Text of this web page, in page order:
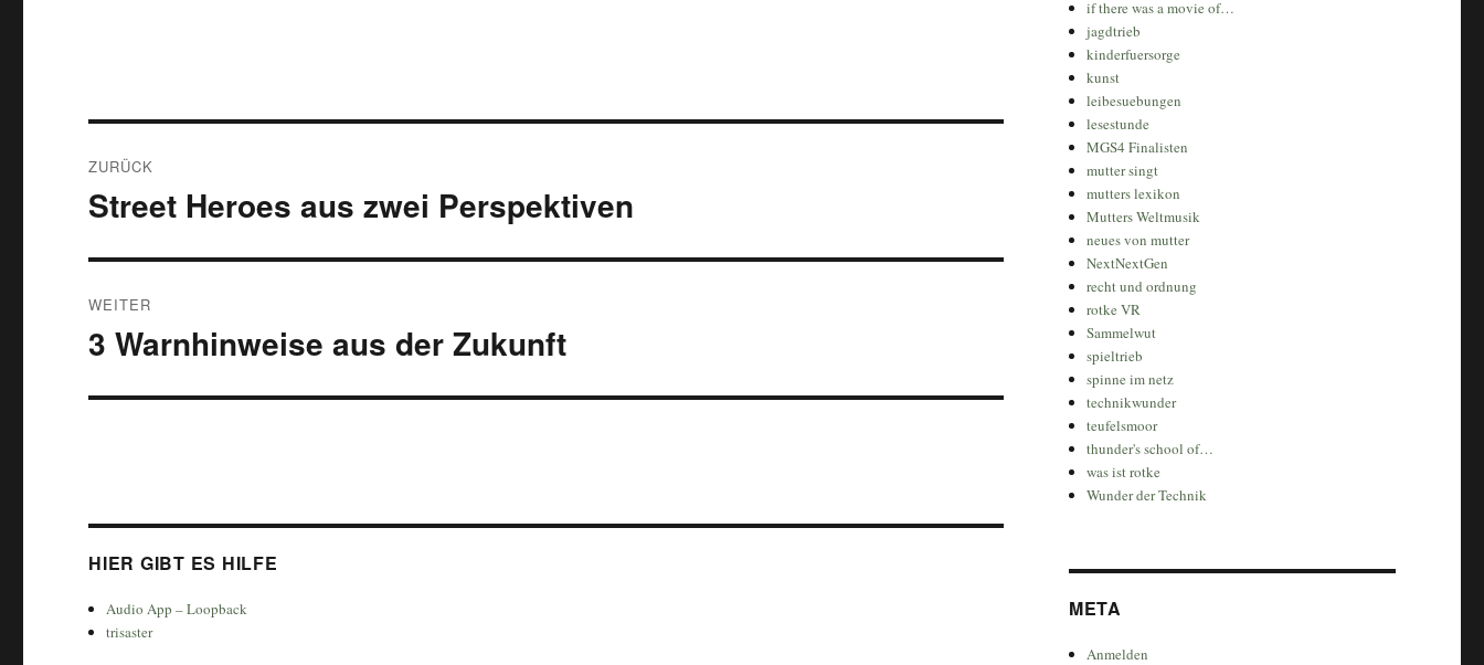
ZURÜCK
Vorheriger
Street Heroes aus zwei Perspektiven
WEITER
Nächster
3 Warnhinweise aus der Zukunft
HIER GIBT ES HILFE
Audio App – Loopback
trisaster
if there was a movie of…
jagdtrieb
kinderfuersorge
kunst
leibesuebungen
lesestunde
MGS4 Finalisten
mutter singt
mutters lexikon
Mutters Weltmusik
neues von mutter
NextNextGen
recht und ordnung
rotke VR
Sammelwut
spieltrieb
spinne im netz
technikwunder
teufelsmoor
thunder's school of…
was ist rotke
Wunder der Technik
META
Anmelden